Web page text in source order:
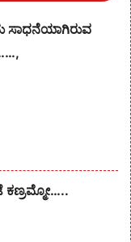
ಸಾಧನೆಯಾಗಿರುವ